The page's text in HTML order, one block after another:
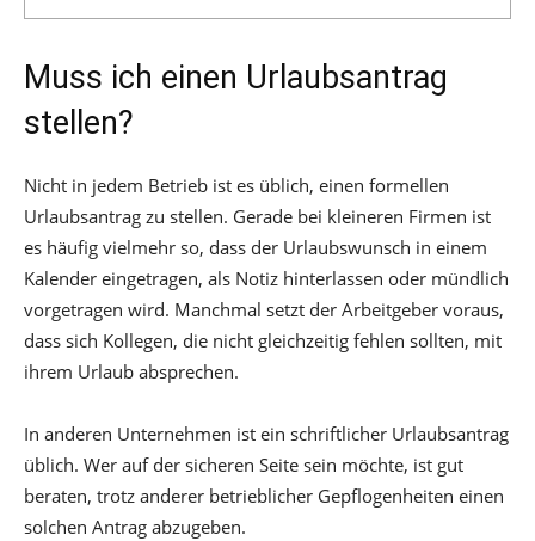
Muss ich einen Urlaubsantrag
stellen?
Nicht in jedem Betrieb ist es üblich, einen formellen
Urlaubsantrag zu stellen. Gerade bei kleineren Firmen ist
es häufig vielmehr so, dass der Urlaubswunsch in einem
Kalender eingetragen, als Notiz hinterlassen oder mündlich
vorgetragen wird. Manchmal setzt der Arbeitgeber voraus,
dass sich Kollegen, die nicht gleichzeitig fehlen sollten, mit
ihrem Urlaub absprechen.
In anderen Unternehmen ist ein schriftlicher Urlaubsantrag
üblich. Wer auf der sicheren Seite sein möchte, ist gut
beraten, trotz anderer betrieblicher Gepflogenheiten einen
solchen Antrag abzugeben.